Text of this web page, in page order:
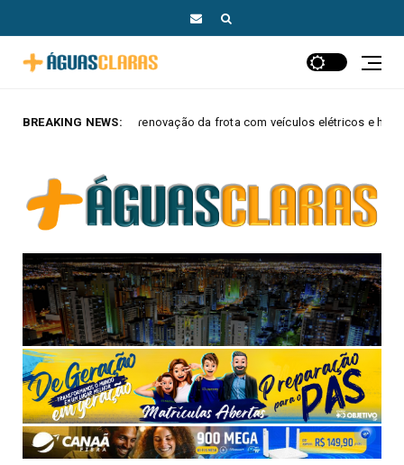
BREAKING NEWS:
da frota com veículos elétricos e híbridos MAIS AGUAS